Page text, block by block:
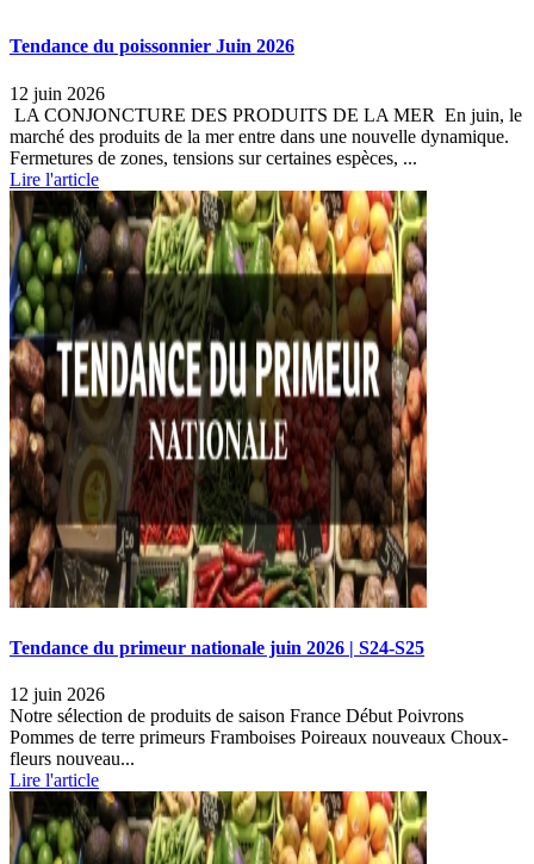
Tendance du poissonnier Juin 2026
12 juin 2026
LA CONJONCTURE DES PRODUITS DE LA MER En juin, le
marché des produits de la mer entre dans une nouvelle dynamique.
Fermetures de zones, tensions sur certaines espèces, ...
Lire l'article
Tendance du primeur nationale juin 2026 | S24-S25
12 juin 2026
Notre sélection de produits de saison France Début Poivrons
Pommes de terre primeurs Framboises Poireaux nouveaux Choux-
fleurs nouveau...
Lire l'article